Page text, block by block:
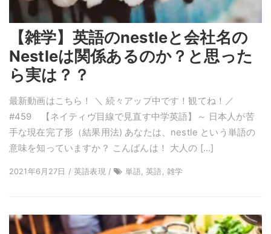
【雑学】英語のnestleと会社名の
Nestleは関係あるのか？と思った
ら実は？？
最新動画はこちら！ ＼ 続々アップ中です！観てね！／
#459 【ネイティヴ目線で見直す中学英語】～ 日本人が苦
手な現在完了形（結果用法) あなたは、nestle という単語の
意味を知っていますか？ こんばんは！ 大人の […]
2021年6月27日 / 英語表現 / 単語, 英語, 雑学